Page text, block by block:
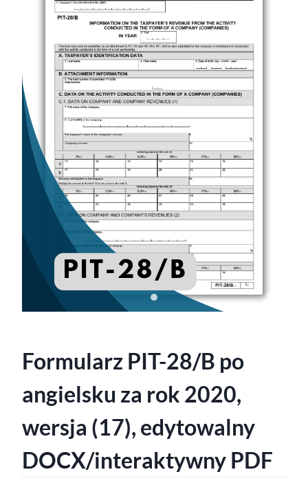
Formularz PIT-28/B po
angielsku za rok 2020,
wersja (17), edytowalny
DOCX/interaktywny PDF